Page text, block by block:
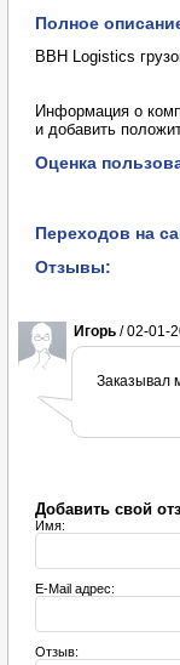
Полное
BBH Logistics
Информация о
и добавить
Оценка
Переходов на
Отзывы:
Игорь / 02-01-
Заказывал
Добавить свой
Имя:
E-Mail адрес:
Отзыв: